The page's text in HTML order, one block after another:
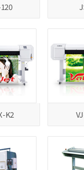
K2